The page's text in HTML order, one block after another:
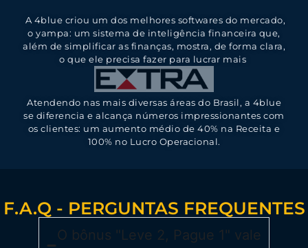
A 4blue criou um dos melhores softwares do mercado,
o yampa: um sistema de inteligência financeira que,
além de simplificar as finanças, mostra, de forma clara,
o que ele precisa fazer para lucrar mais
Atendendo nas mais diversas áreas do Brasil, a 4blue
se diferencia e alcança números impressionantes com
os clientes: um aumento médio de 40% na Receita e
100% no Lucro Operacional.
F.A.Q - PERGUNTAS FREQUENTES
O bônus "Leve 2, Pague 1" vale